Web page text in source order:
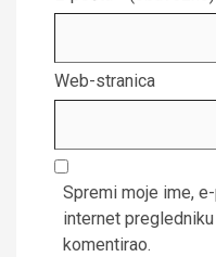
Web-stranica
Spremi moje ime,
internet
komentirao.